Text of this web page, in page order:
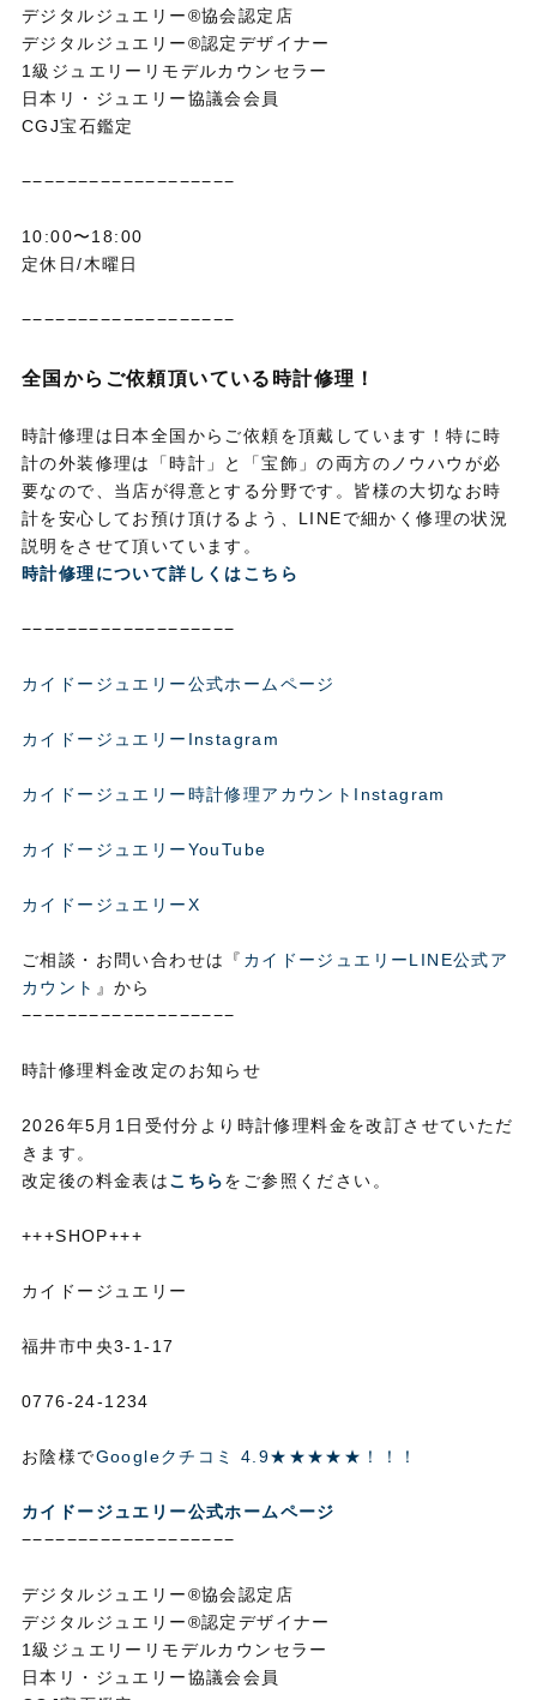
デジタルジュエリー®協会認定店
デジタルジュエリー®認定デザイナー
1級ジュエリーリモデルカウンセラー
日本リ・ジュエリー協議会会員
CGJ宝石鑑定
−−−−−−−−−−−−−−−−−−−
10:00〜18:00
定休日/木曜日
−−−−−−−−−−−−−−−−−−−
全国からご依頼頂いている時計修理！
時計修理は日本全国からご依頼を頂戴しています！特に時
計の外装修理は「時計」と「宝飾」の両方のノウハウが必
要なので、当店が得意とする分野です。皆様の大切なお時
計を安心してお預け頂けるよう、LINEで細かく修理の状況
説明をさせて頂いています。
時計修理について詳しくはこちら
−−−−−−−−−−−−−−−−−−−
カイドージュエリー公式ホームページ
カイドージュエリーInstagram
カイドージュエリー時計修理アカウントInstagram
カイドージュエリーYouTube
カイドージュエリーX
ご相談・お問い合わせは『 カイドージュエリーLINE公式ア
カウント 』から
−−−−−−−−−−−−−−−−−−−
時計修理料金改定のお知らせ
2026年5月1日受付分より時計修理料金を改訂させていただ
きます。
改定後の料金表はこちらをご参照ください。
+++SHOP+++
カイドージュエリー
福井市中央3-1-17
0776-24-1234
お陰様でGoogleクチコミ 4.9★★★★★！！！
カイドージュエリー公式ホームページ
−−−−−−−−−−−−−−−−−−−
デジタルジュエリー®協会認定店
デジタルジュエリー®認定デザイナー
1級ジュエリーリモデルカウンセラー
日本リ・ジュエリー協議会会員